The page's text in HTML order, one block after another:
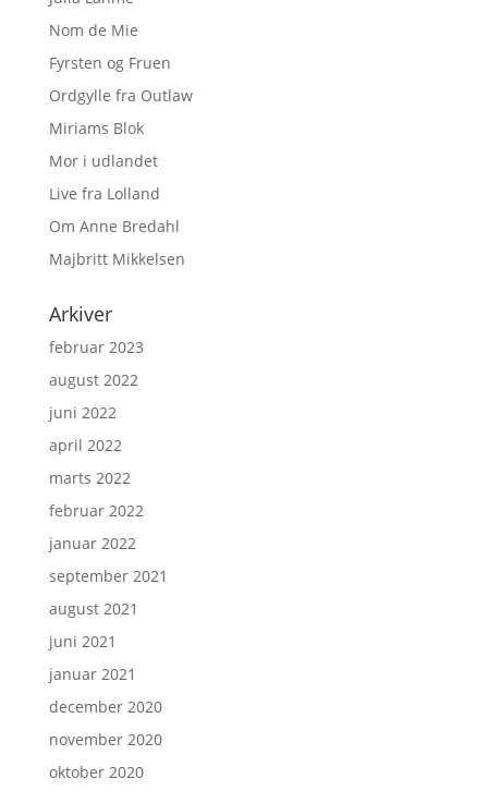
Nom de Mie
Fyrsten og Fruen
Ordgylle fra Outlaw
Miriams Blok
Mor i udlandet
Live fra Lolland
Om Anne Bredahl
Majbritt Mikkelsen
Arkiver
februar 2023
august 2022
juni 2022
april 2022
marts 2022
februar 2022
januar 2022
september 2021
august 2021
juni 2021
januar 2021
december 2020
november 2020
oktober 2020